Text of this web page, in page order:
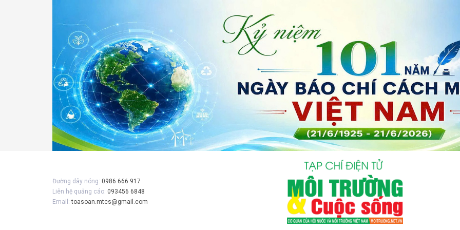
Đường dây nóng: 0986 666 917
Liên hệ quảng cáo: 093456 6848
Email:toasoan.mtcs@gmail.com
Gửi bình luận